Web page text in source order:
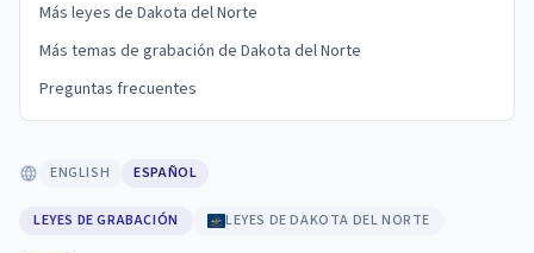
Más leyes de Dakota del Norte
Más temas de grabación de Dakota del Norte
Preguntas frecuentes
ENGLISH ESPAÑOL
LEYES DE GRABACIÓN LEYES DE DAKOTA DEL NORTE